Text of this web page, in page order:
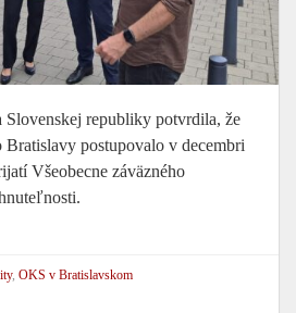
Slovenskej republiky potvrdila, že
Bratislavy postupovalo v decembri
Všeobecne záväzného
, OKS v Bratislavskom